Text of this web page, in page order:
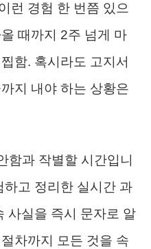
런 경험 한 번쯤 있으
때까지 2주 넘게 마
함. 혹시라도 고지서
지 내야 하는 상황은
함과 작별할 시간입니
고 정리한 실시간 과
사실을 즉시 문자로 알
차까지 모든 것을 속